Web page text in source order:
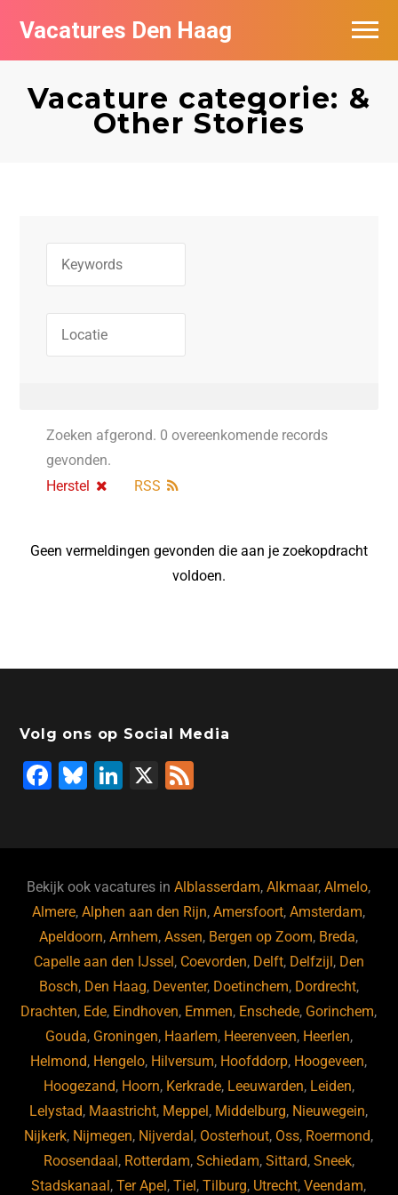
Vacatures Den Haag
Vacature categorie: &
Other Stories
Zoeken afgerond. 0 overeenkomende records
gevonden.
Herstel
RSS
Geen vermeldingen gevonden die aan je zoekopdracht
voldoen.
Volg ons op Social Media
F
b
o
o
k
Bl
ky
Li
dI
n
X
Bekijk ook vacatures inAlblasserdam,Alkmaar,Almelo,
Almere,Alphen aan den Rijn,Amersfoort,Amsterdam,
Apeldoorn,Arnhem,Assen, Bergen op Zoom, Breda,
Capelle aan den IJssel , Coevorden, Delft, Delfzijl , Den
Bosch, Den Haag, Deventer, Doetinchem, Dordrecht,
Drachten, Ede, Eindhoven, Emmen, Enschede, Gorinchem,
Gouda, Groningen, Haarlem, Heerenveen, Heerlen,
Helmond, Hengelo, Hilversum, Hoofddorp, Hoogeveen,
Hoogezand, Hoorn, Kerkrade, Leeuwarden, Leiden,
Lelystad, Maastricht, Meppel , Middelburg, Nieuwegein,
Nijkerk, Nijmegen, Nijverdal , Oosterhout, Oss, Roermond,
Roosendaal , Rotterdam, Schiedam, Sittard, Sneek,
Stadskanaal ,Ter Apel ,Tiel ,Tilburg, Utrecht,Veendam,
Vacatures per bedrijf in Den Haag
Populair